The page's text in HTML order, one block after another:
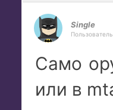
Single
Пользователь
Само
или в